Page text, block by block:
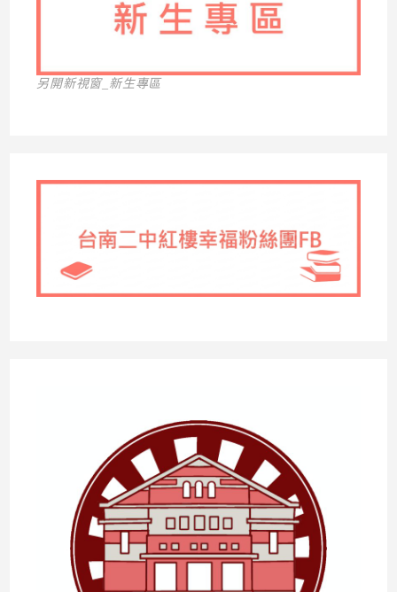
另開新視窗_新生專區